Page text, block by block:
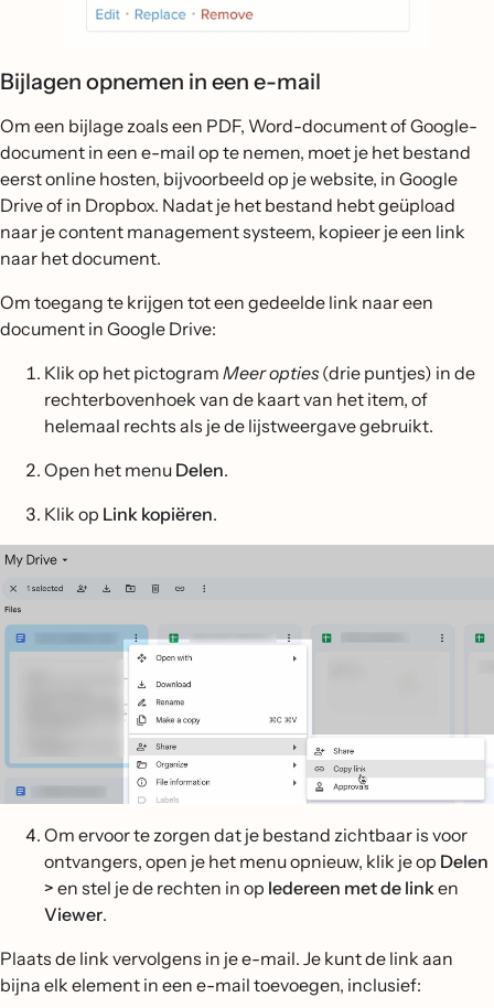
Bijlagen opnemen in een e-mail
Om een bijlage zoals een PDF, Word-document of Google-
document in een e-mail op te nemen, moet je het bestand
eerst online hosten, bijvoorbeeld op je website, in Google
Drive of in Dropbox. Nadat je het bestand hebt geüpload
naar je content management systeem, kopieer je een link
naar het document.
Om toegang te krijgen tot een gedeelde link naar een
document in Google Drive:
Klik op het pictogram Meer opties(drie puntjes) in de
rechterbovenhoek van de kaart van het item, of
helemaal rechts als je de lijstweergave gebruikt.
Open het menu Delen.
Klik op Link kopiëren.
Om ervoor te zorgen dat je bestand zichtbaar is voor
ontvangers, open je het menu opnieuw, klik je op Delen
> en stel je de rechten in op Iedereen met de linken
Viewer.
Plaats de link vervolgens in je e-mail. Je kunt de link aan
bijna elk element in een e-mail toevoegen, inclusief: